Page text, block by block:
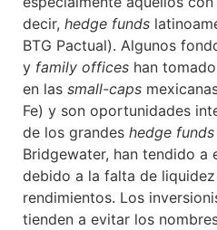
decir, hedge funds
BTG Pactual). Algunos
y family offices han
en las small-caps
Fe) y son oportunidades
de los grandes hedge funds
Bridgewater, han tendido a
debido a la falta de
rendimientos. Los
tienden a evitar los